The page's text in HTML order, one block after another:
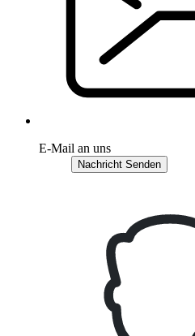
E-Mail an uns
Nachricht Senden